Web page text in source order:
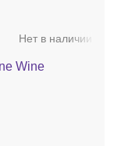
Нет в наличии
Wine